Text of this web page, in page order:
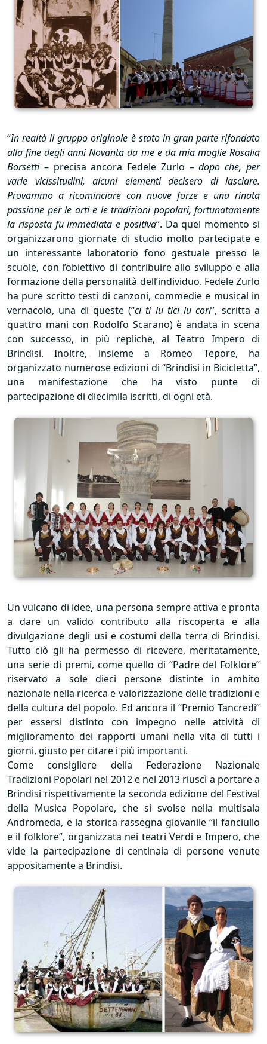
“In realtà il gruppo originale è stato in gran parte rifondato
alla fine degli anni Novanta da me e da mia moglie Rosalia
Borsetti– precisa ancora Fedele Zurlo –dopo che, per
varie vicissitudini, alcuni elementi decisero di lasciare.
Provammo a ricominciare con nuove forze e una rinata
passione per le arti e le tradizioni popolari, fortunatamente
la risposta fu immediata e positiva”. Da quel momento si
organizzarono giornate di studio molto partecipate e
un interessante laboratorio fono gestuale presso le
scuole, con l’obiettivo di contribuire allo sviluppo e alla
formazione della personalità dell’individuo. Fedele Zurlo
ha pure scritto testi di canzoni, commedie e musical in
vernacolo, una di queste (“ci ti lu tici lu cori”, scritta a
quattro mani con Rodolfo Scarano) è andata in scena
con successo, in più repliche, al Teatro Impero di
Brindisi. Inoltre, insieme a Romeo Tepore, ha
organizzato numerose edizioni di “Brindisi in Bicicletta”,
una manifestazione che ha visto punte di
partecipazione di diecimila iscritti, di ogni età.
Un vulcano di idee, una persona sempre attiva e pronta
a dare un valido contributo alla riscoperta e alla
divulgazione degli usi e costumi della terra di Brindisi.
Tutto ciò gli ha permesso di ricevere, meritatamente,
una serie di premi, come quello di “Padre del Folklore”
riservato a sole dieci persone distinte in ambito
nazionale nella ricerca e valorizzazione delle tradizioni e
della cultura del popolo. Ed ancora il “Premio Tancredi”
per essersi distinto con impegno nelle attività di
miglioramento dei rapporti umani nella vita di tutti i
giorni, giusto per citare i più importanti.
Come consigliere della Federazione Nazionale
Tradizioni Popolari nel 2012 e nel 2013 riuscì a portare a
Brindisi rispettivamente la seconda edizione del Festival
della Musica Popolare, che si svolse nella multisala
Andromeda, e la storica rassegna giovanile “il fanciullo
e il folklore”, organizzata nei teatri Verdi e Impero, che
vide la partecipazione di centinaia di persone venute
appositamente a Brindisi.